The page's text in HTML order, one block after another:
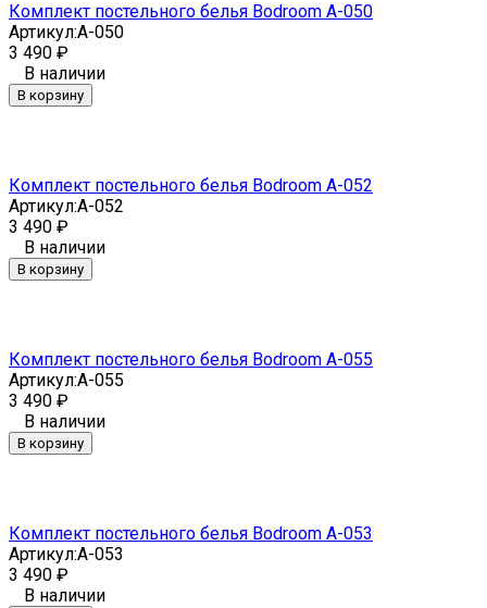
Комплект постельного белья Bodroom A-050
Артикул:A-050
3 490 ₽
В наличии
В корзину
Комплект постельного белья Bodroom A-052
Артикул:A-052
3 490 ₽
В наличии
В корзину
Комплект постельного белья Bodroom A-055
Артикул:A-055
3 490 ₽
В наличии
В корзину
Комплект постельного белья Bodroom A-053
Артикул:A-053
3 490 ₽
В наличии